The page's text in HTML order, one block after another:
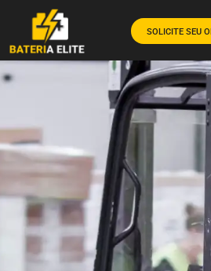
SOLICITE SEU